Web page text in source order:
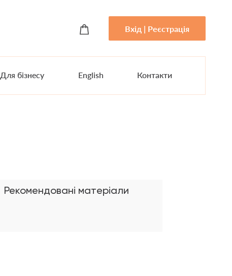
Вхід | Реєстрація
Для бізнесу English Контакти
Рекомендовані матеріали